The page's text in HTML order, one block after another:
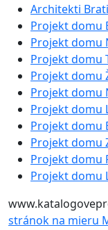
Architekti
Projekt domu
Projekt domu
Projekt domu
Projekt domu
Projekt domu
Projekt domu
Projekt domu
Projekt domu
Projekt domu
Projekt domu
stránok na mieru